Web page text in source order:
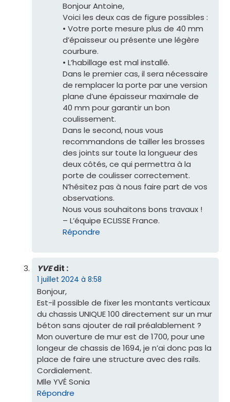
Bonjour Antoine,
Voici les deux cas de figure possibles :
• Votre porte mesure plus de 40 mm
d’épaisseur ou présente une légère
courbure.
• L’habillage est mal installé.
Dans le premier cas, il sera nécessaire
de remplacer la porte par une version
plane d’une épaisseur maximale de
40 mm pour garantir un bon
coulissement.
Dans le second, nous vous
recommandons de tailler les brosses
des joints sur toute la longueur des
deux côtés, ce qui permettra à la
porte de coulisser correctement.
N’hésitez pas à nous faire part de vos
observations.
Nous vous souhaitons bons travaux !
– L’équipe ECLISSE France.
Répondre
YVEdit :
1 juillet 2024 à 8:58
Bonjour,
Est-il possible de fixer les montants verticaux
du chassis UNIQUE 100 directement sur un mur
béton sans ajouter de rail préalablement ?
Mon ouverture de mur est de 1700, pour une
longeur de chassis de 1694, je n’ai donc pas la
place de faire une structure avec des rails.
Cordialement.
Mlle YVÉ Sonia
Répondre